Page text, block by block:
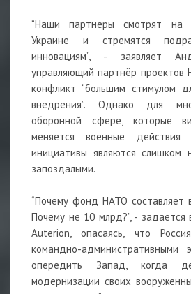
“Наши партнеры смотрят на
Украине и стремятся
инновациям”, - заявляет
управляющий партнёр проектов
конфликт “большим стимулом
внедрения”. Однако для
оборонной сфере, которые
меняется военные
инициативы являются слишком
запоздалыми.
“Почему фонд НАТО составляет
Почему не 10 млрд?”, -
Auterion, опасаясь, что
командно-административными
опередить Запад, когда
модернизации своих